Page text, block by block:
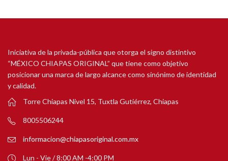
Iniciativa de la privada-pública que otorga el signo distintivo
“MÉXICO CHIAPAS ORIGINAL” que tiene como objetivo
posicionar una marca de largo alcance como sinónimo de identidad
y calidad.
Torre Chiapas Nivel 15, Tuxtla Gutiérrez, Chiapas
8005506244
informacion@chiapasoriginal.com.mx
Lun - Vie / 8:00 AM -4:00 PM